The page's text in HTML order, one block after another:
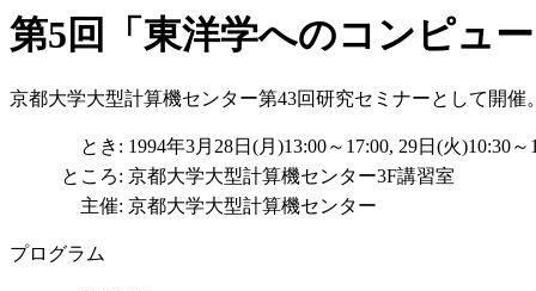
第5回「東洋学へのコンピュ
京都大学大型計算機センター第43回研究セミナーとして開催
とき: 1994年3月28日(月)13:00～17:00, 29日(火)10:30～
ところ: 京都大学大型計算機センター3F講習室
主催: 京都大学大型計算機センター
プログラム